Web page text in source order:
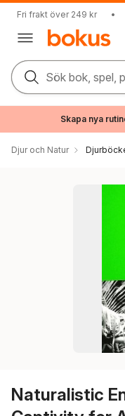
Fri frakt över 249 kr •
Sök bok, spel,
Skapa nya
Djur och Natur
Naturalistic